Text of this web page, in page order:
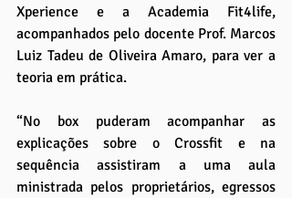
Xperience e a Academia Fit4life,
acompanhados pelo docente Prof. Marcos
Luiz Tadeu de Oliveira Amaro, para ver a
teoria em prática.
“No box puderam acompanhar as
explicações sobre o Crossfit e na
sequência assistiram a uma aula
ministrada pelos proprietários, egressos